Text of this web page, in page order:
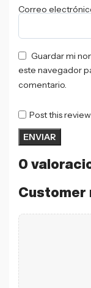
0
Customer
Correo
Guardar mi
este navegador
comentario.
Post this